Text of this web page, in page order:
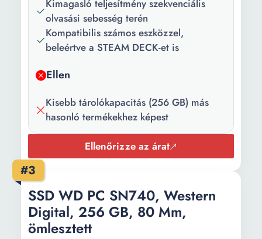
D x H mm):
Súly:
2.5 g
Kontroller
típusa:
Western Digital
Kimagasló teljesítmény szekvenciális
olvasási sebesség terén
Kompatibilis számos eszközzel,
beleértve a STEAM DECK-et is
Ellen
Kisebb tárolókapacitás (256 GB) más
hasonló termékekhez képest
Ellenőrizze az árat
#3
SSD WD PC SN740, Western
Digital, 256 GB, 80 Mm,
ömlesztett